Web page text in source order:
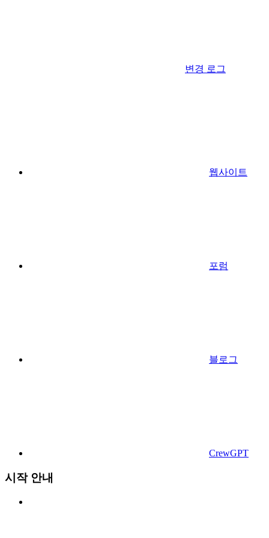
변경 로그
웹사이트
포럼
블로그
CrewGPT
시작 안내